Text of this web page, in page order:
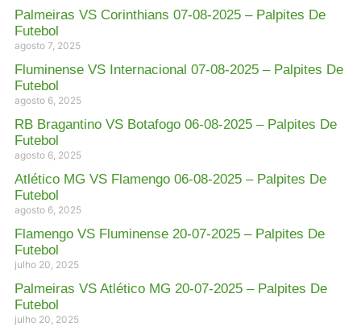
Palmeiras VS Corinthians 07-08-2025 – Palpites De
Futebol
agosto 7, 2025
Fluminense VS Internacional 07-08-2025 – Palpites De
Futebol
agosto 6, 2025
RB Bragantino VS Botafogo 06-08-2025 – Palpites De
Futebol
agosto 6, 2025
Atlético MG VS Flamengo 06-08-2025 – Palpites De
Futebol
agosto 6, 2025
Flamengo VS Fluminense 20-07-2025 – Palpites De
Futebol
julho 20, 2025
Palmeiras VS Atlético MG 20-07-2025 – Palpites De
Futebol
julho 20, 2025